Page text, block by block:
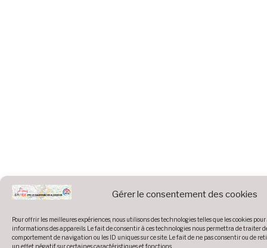
Gérer le consentement des cookies
Pour offrir les meilleures expériences, nous utilisons des technologies telles que les cookies
informations des appareils. Le fait de consentir à ces technologies nous permettra de traiter
comportement de navigation ou les ID uniques sur ce site. Le fait de ne pas consentir ou de
un effet négatif sur certaines caractéristiques et fonctions.